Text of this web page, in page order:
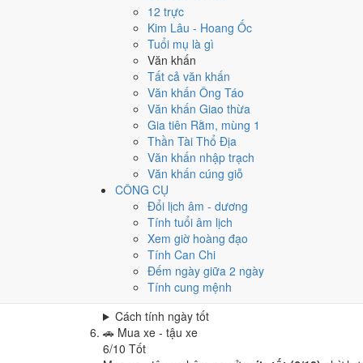
12 trực
Kim Lâu - Hoang Ốc
Tuổi mụ là gì
Văn khấn
Tất cả văn khấn
Văn khấn Ông Táo
Văn khấn Giao thừa
Gia tiên Rằm, mùng 1
Thần Tài Thổ Địa
Văn khấn nhập trạch
Văn khấn cúng giỗ
CÔNG CỤ
Đổi lịch âm - dương
Tính tuổi âm lịch
Xem giờ hoàng đạo
Tính Can Chi
Đếm ngày giữa 2 ngày
Tính cung mệnh
Cách tính ngày tốt
Khai trương - mở cửa hàng
Tốt
Khai trương - mở cửa hàng hôm nay ở
Cách tính ngày tốt
Ký hợp đồng - giao ước
Rất tốt
Ký hợp đồng - giao ước hôm nay ở
Cách tính ngày tốt
🏗️ Động thổ - khởi công
Tốt
Động thổ - khởi công hôm nay ở
Cách tính ngày tốt
Nhập trạch - vào nhà mới
Tốt
Nhập trạch - vào nhà mới hôm nay ở
Cách tính ngày tốt
🚗 Mua xe - tậu xe
6/10 Tốt